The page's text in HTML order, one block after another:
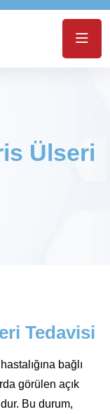
Ülseri
Tedavisi
bağlı
görülen açık
Bu durum,